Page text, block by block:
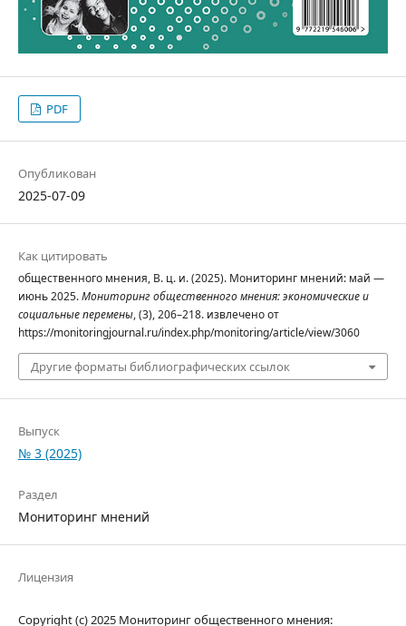
PDF
Опубликован
2025-07-09
Как цитировать
общественного мнения, В. ц. и. (2025). Мониторинг мнений: май —
июнь 2025.Мониторинг общественного мнения: экономические и
социальные перемены, (3), 206–218. извлечено от
https://monitoringjournal.ru/index.php/monitoring/article/view/3060
Другие форматы библиографических ссылок
Выпуск
№ 3 (2025)
Раздел
Мониторинг мнений
Лицензия
Copyright (c) 2025 Мониторинг общественного мнения: